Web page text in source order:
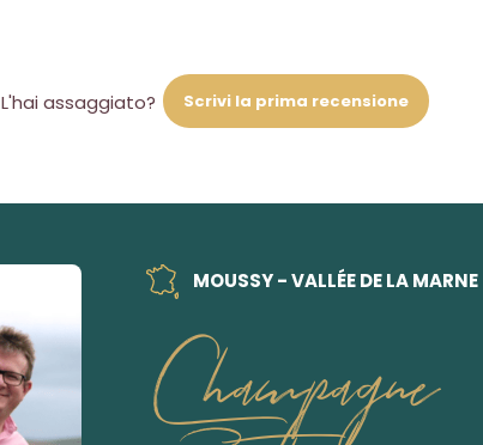
L'hai assaggiato? Scrivi la prima recensione
MOUSSY - VALLÉE DE LA MARNE
Champagne